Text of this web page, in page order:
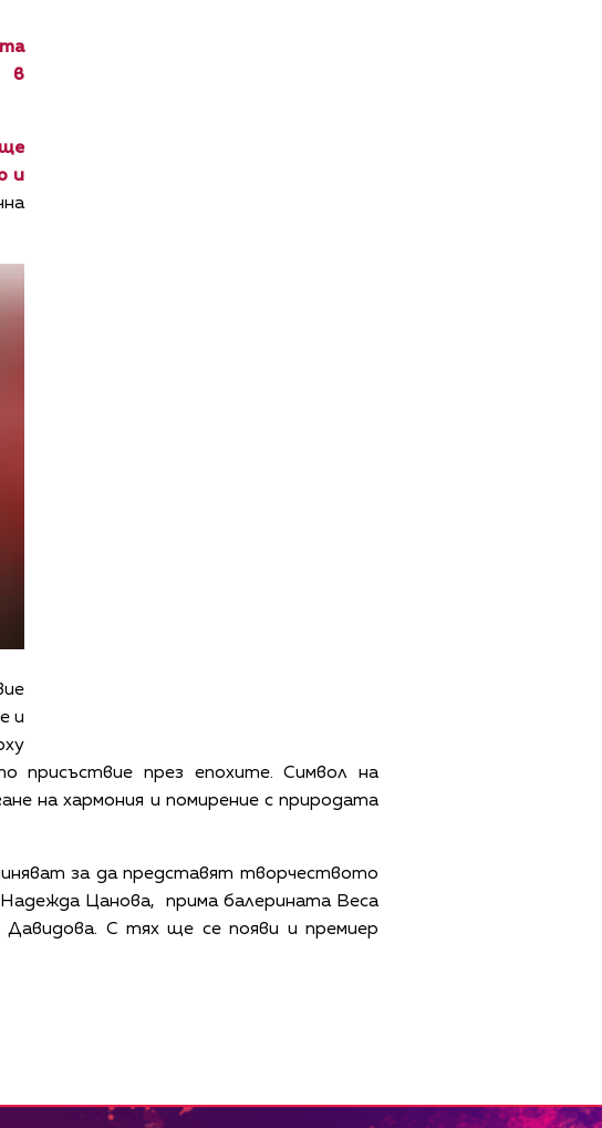
в
и
и
присъствие през епохите. Символ на
на хармония и помирение с природата
за да представят творчеството
Цанова, прима балерината Веса
С тях ще се появи и премиер